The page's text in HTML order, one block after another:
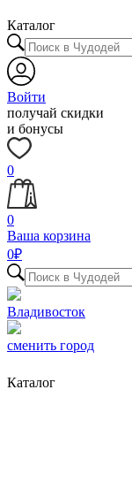
Каталог
Войти
получай скидки
и бонусы
0
0
Ваша корзина
0₽
Владивосток
сменить город
Каталог